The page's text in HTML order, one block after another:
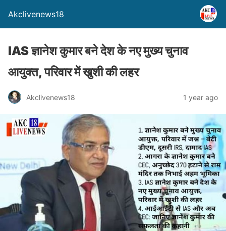
Akclivenews18
IAS ज्ञानेश कुमार बने देश के नए मुख्य चुनाव
आयुक्त, परिवार में खुशी की लहर
Akclivenews18 1 year ago